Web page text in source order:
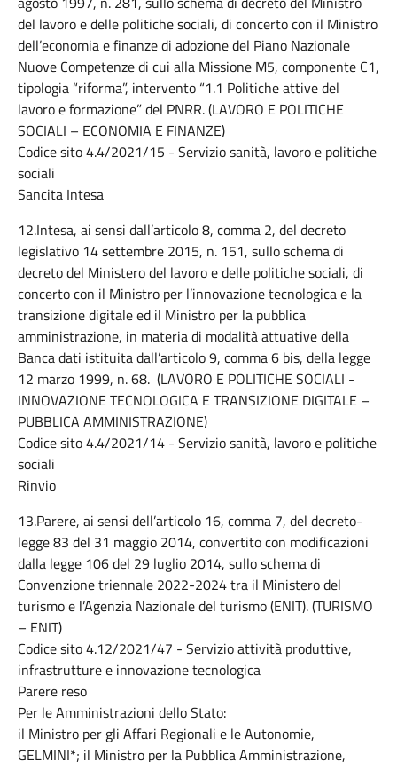
del lavoro e delle politiche sociali, di concerto con il Ministro
dell’economia e finanze di adozione del Piano Nazionale
Nuove Competenze di cui alla Missione M5, componente C1,
tipologia “riforma”, intervento “1.1 Politiche attive del
lavoro e formazione” del PNRR. (LAVORO E POLITICHE
SOCIALI – ECONOMIA E FINANZE)
Codice sito 4.4/2021/15 - Servizio sanità, lavoro e politiche
sociali
Sancita Intesa
12.Intesa, ai sensi dall’articolo 8, comma 2, del decreto
legislativo 14 settembre 2015, n. 151, sullo schema di
decreto del Ministero del lavoro e delle politiche sociali, di
concerto con il Ministro per l’innovazione tecnologica e la
transizione digitale ed il Ministro per la pubblica
amministrazione, in materia di modalità attuative della
Banca dati istituita dall’articolo 9, comma 6 bis, della legge
12 marzo 1999, n. 68. (LAVORO E POLITICHE SOCIALI -
INNOVAZIONE TECNOLOGICA E TRANSIZIONE DIGITALE –
PUBBLICA AMMINISTRAZIONE)
Codice sito 4.4/2021/14 - Servizio sanità, lavoro e politiche
sociali
Rinvio
13.Parere, ai sensi dell’articolo 16, comma 7, del decreto-
legge 83 del 31 maggio 2014, convertito con modificazioni
dalla legge 106 del 29 luglio 2014, sullo schema di
Convenzione triennale 2022-2024 tra il Ministero del
turismo e l’Agenzia Nazionale del turismo (ENIT). (TURISMO
– ENIT)
Codice sito 4.12/2021/47 - Servizio attività produttive,
infrastrutture e innovazione tecnologica
Parere reso
Per le Amministrazioni dello Stato:
il Ministro per gli Affari Regionali e le Autonomie,
GELMINI*; il Ministro per la Pubblica Amministrazione,